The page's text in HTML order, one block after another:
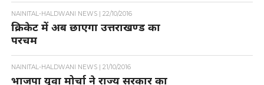
NAINITAL-HALDWANI NEWS | 22/10/2016
क्रिकेट में अब छाएगा उत्तराखण्ड का
परचम
NAINITAL-HALDWANI NEWS | 21/10/2016
भाजपा युवा मोर्चा ने राज्य सरकार का